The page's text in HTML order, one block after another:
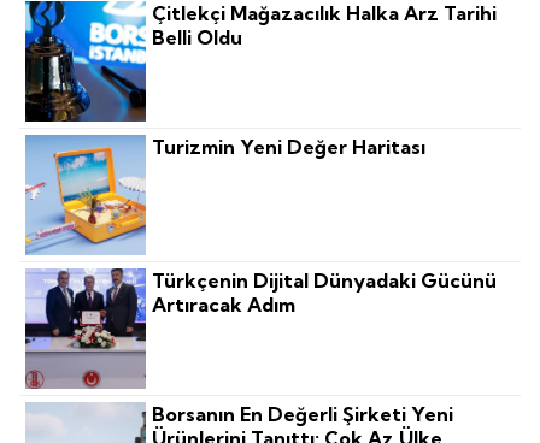
Çitlekçi Mağazacılık Halka Arz Tarihi
Belli Oldu
Turizmin Yeni Değer Haritası
Türkçenin Dijital Dünyadaki Gücünü
Artıracak Adım
Borsanın En Değerli Şirketi Yeni